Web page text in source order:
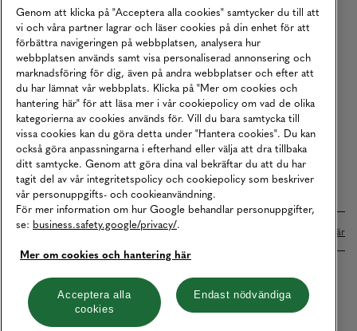
Köpvillkor
Karriär
Vårt Ansvar
Våra Tjänster
Press
Studentrabatt
B2B
Tillgänglighetsredogörelse
Betalningar online sköts i samarbete med Klarna. Läs mer här
Cookies Integritetspolicy
Hantera cookies
Genom att klicka på "Acceptera alla cookies" samtycker du till att
vi och våra partner lagrar och läser cookies på din enhet för att
förbättra navigeringen på webbplatsen, analysera hur
webbplatsen används samt visa personaliserad annonsering och
marknadsföring för dig, även på andra webbplatser och efter att
du har lämnat vår webbplats. Klicka på "Mer om cookies och
hantering här" för att läsa mer i vår cookiepolicy om vad de olika
kategorierna av cookies används för. Vill du bara samtycka till
vissa cookies kan du göra detta under "Hantera cookies". Du kan
också göra anpassningarna i efterhand eller välja att dra tillbaka
ditt samtycke. Genom att göra dina val bekräftar du att du har
tagit del av vår integritetspolicy och cookiepolicy som beskriver
vår personuppgifts- och cookieanvändning.
För mer information om hur Google behandlar personuppgifter,
se: business.safety.google/privacy/.
Mer om cookies och hantering här
Acceptera alla
cookies
Endast nödvändiga